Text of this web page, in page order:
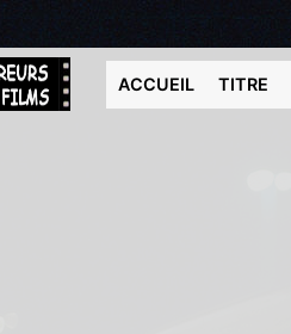
ACCUEIL TITRE